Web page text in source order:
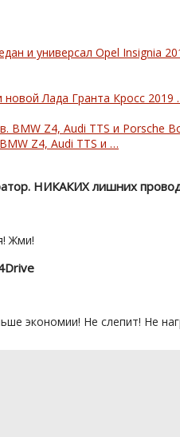
и универсал Opel Insignia
новой Лада Гранта Кросс 2019
Z4, Audi TTS и …
НИКАКИХ лишних
Жми!
экономии! Не слепит! Не